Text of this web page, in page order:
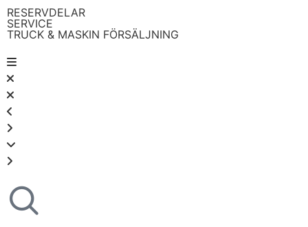
RESERVDELAR
SERVICE
TRUCK & MASKIN FÖRSÄLJNING